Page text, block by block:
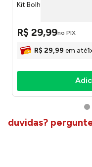
Kit Bolhas de Sabão
R$ 29,99no PIX
R$ 29,99 em até1
duvidas?